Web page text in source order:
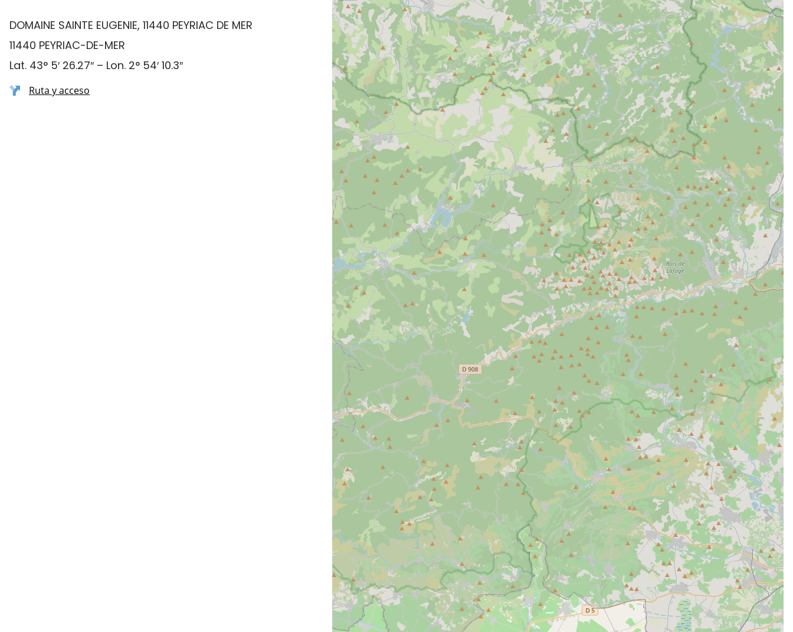
DOMAINE SAINTE EUGENIE, 11440 PEYRIAC DE MER
11440 PEYRIAC-DE-MER
Lat. 43° 5′ 26.27″ – Lon. 2° 54′ 10.3″
Ruta y acceso